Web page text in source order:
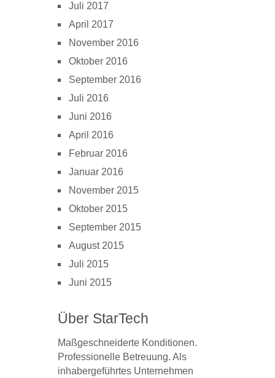
Juli 2017
April 2017
November 2016
Oktober 2016
September 2016
Juli 2016
Juni 2016
April 2016
Februar 2016
Januar 2016
November 2015
Oktober 2015
September 2015
August 2015
Juli 2015
Juni 2015
Über StarTech
Maßgeschneiderte Konditionen.
Professionelle Betreuung. Als
inhabergeführtes Unternehmen